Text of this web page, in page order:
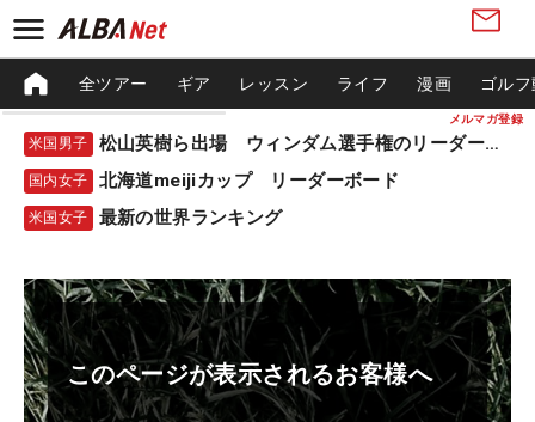
メルマガ登録
全ツアー ギア レッスン ライフ 漫画 ゴル
米国男子 松山英樹ら出場 ウィンダム選手権のリーダーボード
国内女子 北海道meijiカップ リーダーボード
米国女子 最新の世界ランキング
このページが表示されるお客様へ